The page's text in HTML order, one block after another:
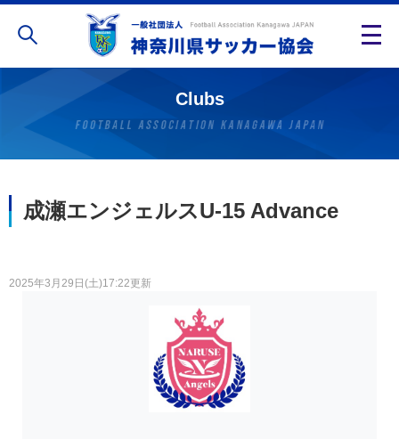
Clubs
成瀬エンジェルスU-15 Advance
2025年3月29日(土)17:22更新